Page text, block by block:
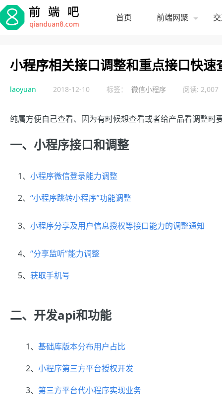
首页 前端网聚
小程序相关接口调整和重点接口快速
laoyuan 2018-12-10 标签： 微信小程序 阅读: 2,007
纯属方便自己查看、因为有时候想查看或者给产品看调整时
一、小程序接口和调整
1、 小程序微信登录能力调整
2、 “小程序跳转小程序”功能调整
3、 小程序分享及用户信息授权等接口能力的调整通知
4、 “分享监听”能力调整
5、 获取手机号
二、开发api和功能
1、 基础库版本分布用户占比
2、 小程序第三方平台授权开发
3、 第三方平台代小程序实现业务